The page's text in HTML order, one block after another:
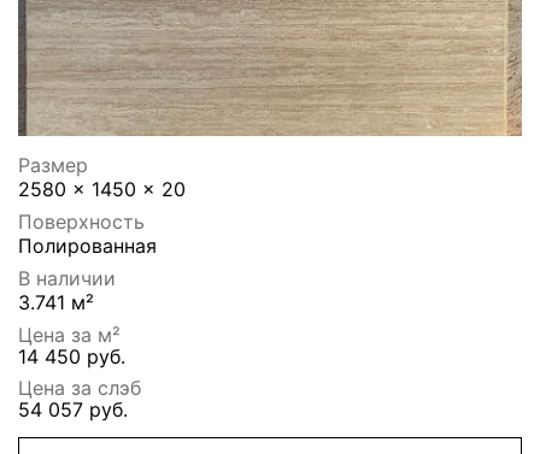
Размер
2580 x 1450 x 20
Поверхность
Полированная
В наличии
3.741 м²
Цена за м²
14 450 руб.
Цена за слэб
54 057 руб.